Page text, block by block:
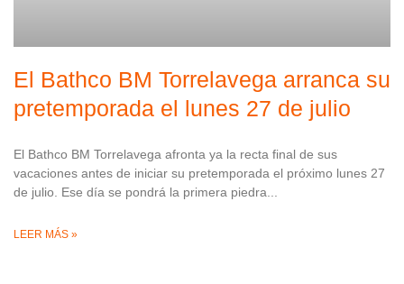
El Bathco BM Torrelavega arranca su
pretemporada el lunes 27 de julio
El Bathco BM Torrelavega afronta ya la recta final de sus
vacaciones antes de iniciar su pretemporada el próximo lunes 27
de julio. Ese día se pondrá la primera piedra
LEER MÁS »